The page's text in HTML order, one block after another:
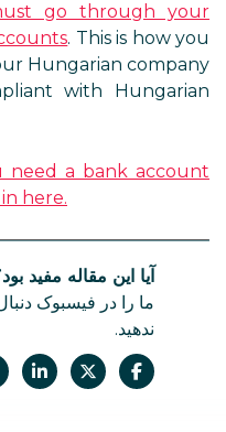
go through your
. This is how you
Hungarian company
with Hungarian
need a bank account
here.
آیا این مقاله مفید
ما را در فیسبوک
ندهید.